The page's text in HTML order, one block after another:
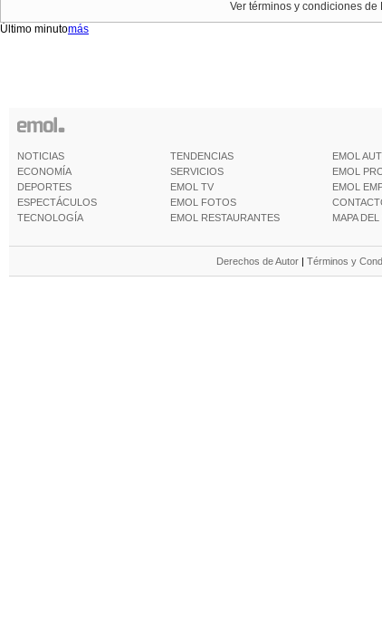
Ver términos y condiciones de
Último minutomás
NOTICIAS
ECONOMÍA
DEPORTES
ESPECTÁCULOS
TECNOLOGÍA
TENDENCIAS
SERVICIOS
EMOL TV
EMOL FOTOS
EMOL RESTAURANTES
EMOL
EMOL
EMOL
MAPA
Derechos de Autor | Términos y